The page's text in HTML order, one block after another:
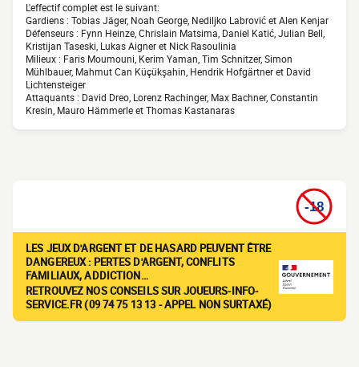
L'effectif complet est le suivant:
Gardiens : Tobias Jäger, Noah George, Nediljko Labrović et Alen Kenjar
Défenseurs : Fynn Heinze, Chrislain Matsima, Daniel Katić, Julian Bell,
Kristijan Taseski, Lukas Aigner et Nick Rasoulinia
Milieux : Faris Moumouni, Kerim Yaman, Tim Schnitzer, Simon
Mühlbauer, Mahmut Can Küçükşahin, Hendrik Hofgärtner et David
Lichtensteiger
Attaquants : David Dreo, Lorenz Rachinger, Max Bachner, Constantin
Kresin, Mauro Hämmerle et Thomas Kastanaras
LES JEUX D'ARGENT ET DE HASARD PEUVENT ÊTRE
DANGEREUX : PERTES D'ARGENT, CONFLITS
FAMILIAUX, ADDICTION…
RETROUVEZ NOS CONSEILS SUR JOUEURS-INFO-
SERVICE.FR (09 74 75 13 13 - APPEL NON SURTAXÉ)